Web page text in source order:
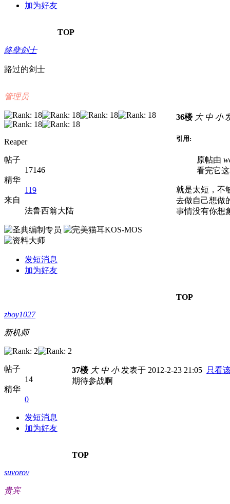
加为好友
TOP
终孽剑士
路过的剑士
管理员
Reaper
帖子
17146
精华
119
来自
法鲁西翁大陆
发短消息
加为好友
36楼 大 中 小
引用:
原帖由
看完它
就是太短，不
去做自己想做
事情没有你想
TOP
zboy1027
新机师
帖子
14
精华
0
发短消息
加为好友
37楼 大 中 小发表于 2012-2-23 21:05 只看
期待参战啊
TOP
suvorov
贵宾